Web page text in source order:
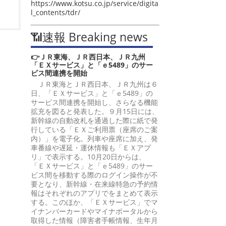
https://www.kotsu.co.jp/service/digita
l_contents/tdr/
📶速報 Breaking news
👉ＪＲ東海、ＪＲ西日本、ＪＲ九州
「ＥＸサービス」と「ｅ5489」のサー
ビス間連携を開始
ＪＲ東海とＪＲ西日本、ＪＲ九州は６
日、「ＥＸサービス」と「ｅ5489」の
サービス間連携を開始し、さらなる機能
拡充を図ると発表した。９月15日には、
新幹線の自動改札を通過した際に紙で発
行している「ＥＸご利用票（座席のご案
内）」を電子化。列車や座席に加え、発
車番線や遅延・運休情報も「ＥＸアプ
リ」で表示する。10月20日からは、
「ＥＸサービス」と「ｅ5489」のサー
ビス間を移動する際のログイン操作が不
要となり、新幹線・在来線特急の予約情
報はそれぞれのアプリでをまとめて表示
する。このほか、「ＥＸサービス」でマ
イナンバーカードやマイナポータルから
取得した情報（障害者手帳情報、生年月